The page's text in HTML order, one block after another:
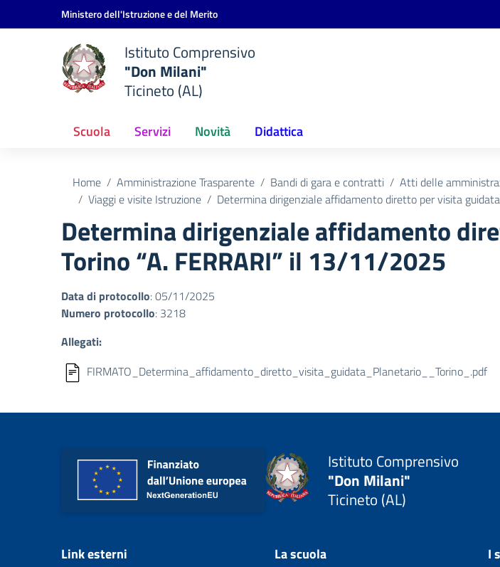
Vai ai contenuti
Vai al menu di navigazioneMinistero dell'Istruzione e del Merito
Istituto Comprensivo
"Don Milani"
Ticineto (AL)
Scuola Servizi Novità Didattica
Home Amministrazione Trasparente Bandi di gara e contratti
Atti delle
Viaggi e visite Istruzione
Determina dirigenziale affidamento diretto per visita
Determina dirigenziale affidamento
Torino “A. FERRARI” il 13/11/2025
Data di protocollo: 05/11/2025
Numero protocollo: 3218
Allegati:
FIRMATO_Determina_affidamento_diretto_visita_guidata_Planetario__Torino_.pdf
Istituto Comprensivo
"Don Milani"
Ticineto (AL)
Link esterni La scuola I